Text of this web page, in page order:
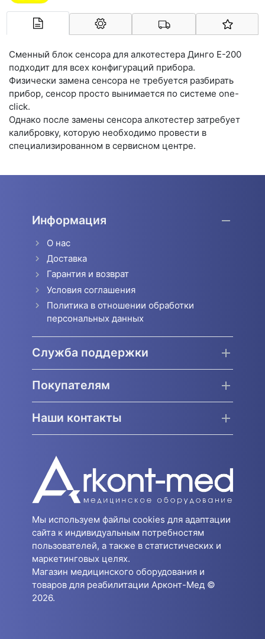
Арконт-Мед
Сменный блок сенсора для алкотестера Динго Е-200
подходит для всех конфигураций прибора.
Физически замена сенсора не требуется разбирать
прибор, сенсор просто вынимается по системе one-
click.
Однако после замены сенсора алкотестер затребует
калибровку, которую необходимо провести в
специализированном в сервисном центре.
Информация
О нас
Доставка
Гарантия и возврат
Условия соглашения
Политика в отношении обработки
персональных данных
Служба поддержки
Покупателям
Наши контакты
Мы используем файлы cookies для адаптации
сайта к индивидуальным потребностям
пользователей, а также в статистических и
маркетинговых целях.
Магазин медицинского оборудования и
товаров для реабилитации Арконт-Мед ©
2026.